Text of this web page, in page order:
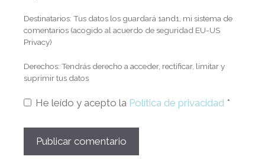
Destinatarios: Tus datos los guardará 1and1, mi sistema de
comentarios (acogido al acuerdo de seguridad EU-US
Privacy)
Derechos: Tendrás derecho a acceder, rectificar, limitar y
suprimir tus datos
He leído y acepto la Política de privacidad *